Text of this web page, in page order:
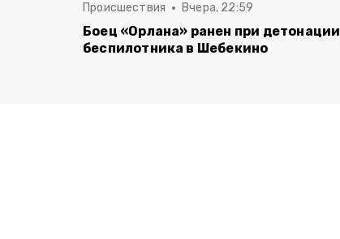
Происшествия Вчера, 22:59
Боец «Орлана» ранен при детонации
беспилотника в Шебекино